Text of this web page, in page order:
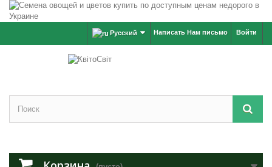
Войти
Написать Нам письмо
Русский